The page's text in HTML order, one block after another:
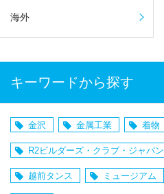
海外
キーワードから探す
金沢 金属工業 着物
R2ビルダーズ・クラブ・ジャパン
越前タンス ミュージアム